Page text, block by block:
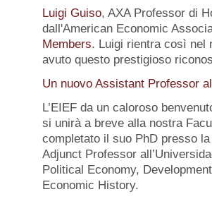
Luigi Guiso, AXA Professor di
dall'American Economic
Members. Luigi rientra così nel
avuto questo prestigioso
Un nuovo Assistant Professor
L’EIEF da un caloroso
si unirà a breve alla nostra
completato il suo PhD presso
Adjunct Professor
Political Economy,
Economic History.